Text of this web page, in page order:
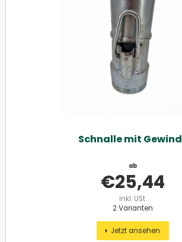
Schnalle mit
ab
€25,44
inkl. USt.
2 Varianten
Jetzt ansehen